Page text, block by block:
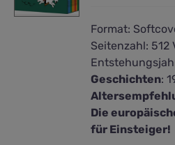
Format:
Seitenzahl: 512
Geschichten:
Die
für Einsteiger!